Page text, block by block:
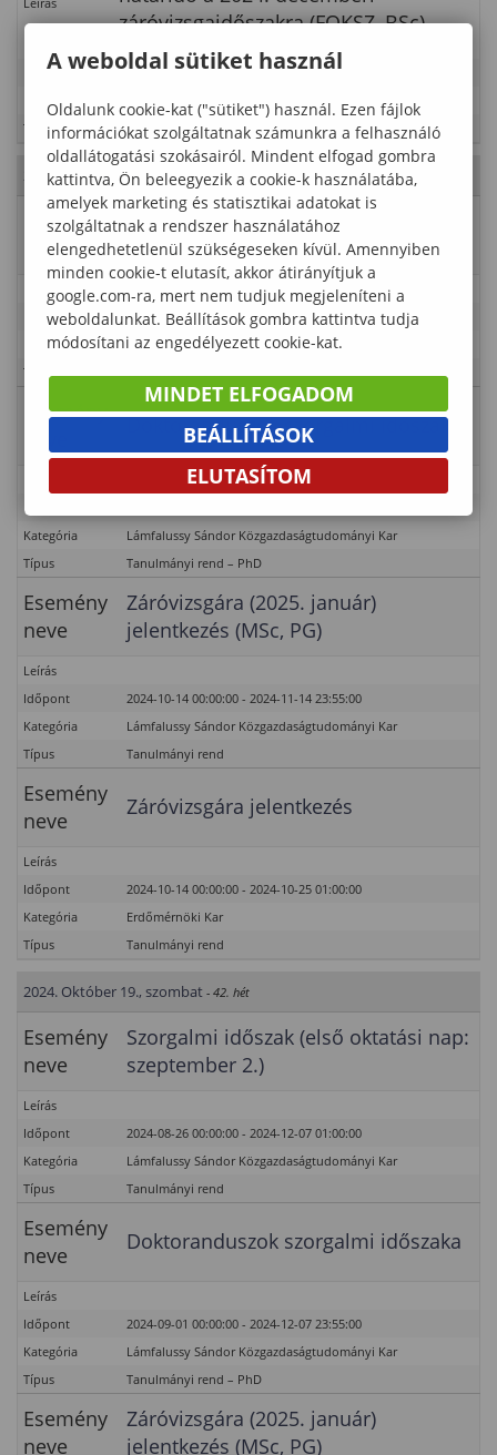
záróvizsgaidőszakra (FOKSZ, BSc).
Időpont
2024-10-17 00:00:00 - 2024-10-17 23:55:00
Kategória
Lámfalussy Sándor Közgazdaságtudományi Kar
Típus
Tanulmányi rend
2024. Október 18., péntek - 42. hét
Esemény
neve
Szorgalmi időszak (első oktatási nap:
szeptember 2.)
Leírás
Időpont
2024-08-26 00:00:00 - 2024-12-07 01:00:00
Kategória
Lámfalussy Sándor Közgazdaságtudományi Kar
Típus
Tanulmányi rend
Esemény
Doktoranduszok szorgalmi időszaka
Időpont
Kategória
Lámfalussy Sándor Közgazdaságtudományi Kar
Típus
Tanulmányi rend – PhD
Esemény
neve
Záróvizsgára (2025. január)
jelentkezés (MSc, PG)
Leírás
Időpont
2024-10-14 00:00:00 - 2024-11-14 23:55:00
Kategória
Lámfalussy Sándor Közgazdaságtudományi Kar
Típus
Tanulmányi rend
Esemény
neve
Záróvizsgára jelentkezés
Leírás
Időpont
2024-10-14 00:00:00 - 2024-10-25 01:00:00
Kategória
Erdőmérnöki Kar
Típus
Tanulmányi rend
2024. Október 19., szombat - 42. hét
Esemény
neve
Szorgalmi időszak (első oktatási nap:
szeptember 2.)
Leírás
Időpont
2024-08-26 00:00:00 - 2024-12-07 01:00:00
Kategória
Lámfalussy Sándor Közgazdaságtudományi Kar
Típus
Tanulmányi rend
Esemény
neve
Doktoranduszok szorgalmi időszaka
Leírás
Időpont
2024-09-01 00:00:00 - 2024-12-07 23:55:00
Kategória
Lámfalussy Sándor Közgazdaságtudományi Kar
Típus
Tanulmányi rend – PhD
Esemény
neve
Záróvizsgára (2025. január)
jelentkezés (MSc, PG)
A weboldal sütiket használ
Oldalunk cookie-kat ("sütiket") használ. Ezen fájlok
információkat szolgáltatnak számunkra a felhasználó
oldallátogatási szokásairól. Mindent elfogad gombra
kattintva, Ön beleegyezik a cookie-k használatába,
amelyek marketing és statisztikai adatokat is
szolgáltatnak a rendszer használatához
elengedhetetlenül szükségeseken kívül. Amennyiben
minden cookie-t elutasít, akkor átirányítjuk a
google.com-ra, mert nem tudjuk megjeleníteni a
weboldalunkat. Beállítások gombra kattintva tudja
módosítani az engedélyezett cookie-kat.
MINDET ELFOGADOM
BEÁLLÍTÁSOK
ELUTASÍTOM